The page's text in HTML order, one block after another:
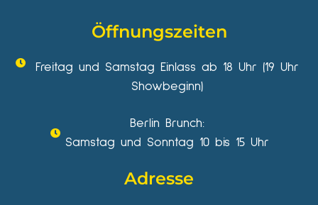
Öffnungszeiten
Freitag und Samstag Einlass ab 18 Uhr (19 Uhr
Showbeginn)
Berlin Brunch:
Samstag und Sonntag 10 bis 15 Uhr
Adresse